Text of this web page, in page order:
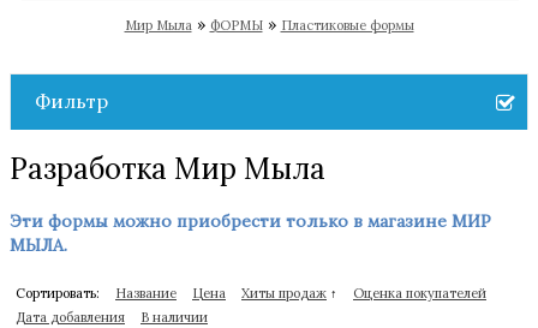
Мир Мыла » ФОРМЫ » Пластиковые формы
Фильтр
Разработка Мир Мыла
Эти формы можно приобрести только в магазине МИР
МЫЛА.
Сортировать: Название Цена Хиты продаж ↑
Оценка покупателей
Дата добавления
В наличии